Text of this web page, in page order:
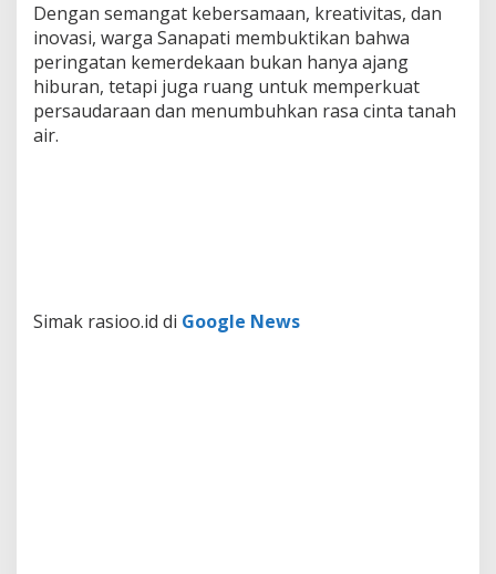
Dengan semangat kebersamaan, kreativitas, dan
inovasi, warga Sanapati membuktikan bahwa
peringatan kemerdekaan bukan hanya ajang
hiburan, tetapi juga ruang untuk memperkuat
persaudaraan dan menumbuhkan rasa cinta tanah
air.
Simak rasioo.id di Google News